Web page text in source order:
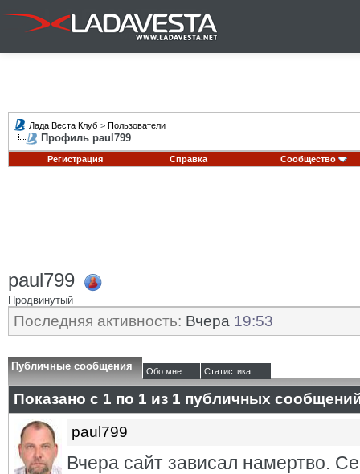
Лада Веста Клуб > Пользователи
Профиль paul799
Регистрация Справка Сообщество
paul799
Продвинутый
Последняя активность: Вчера 19:53
Публичные сообщения Обо мне Статистика
Показано с 1 по 1 из 1 публичных
paul799
Вчера сайт зависал намертво.